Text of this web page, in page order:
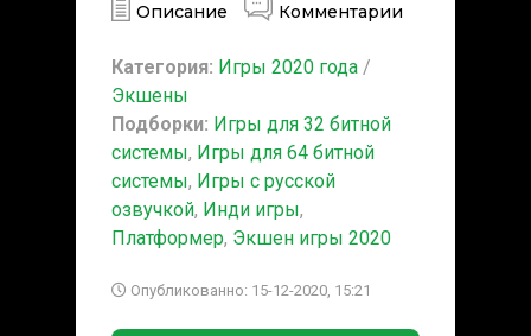
Описание Комментарии
Категория: Игры 2020 года /
Экшены
Подборки: Игры для 32 битной
системы, Игры для 64 битной
системы, Игры с русской
озвучкой, Инди игры,
Платформер, Экшен игры 2020
Опубликованно: 15-12-2020, 15:21